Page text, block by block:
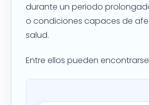
durante un periodo
o condiciones capaces de
salud.
Entre ellos pueden